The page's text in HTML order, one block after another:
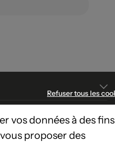
Refuser tous les
vos données à des fins
proposer des